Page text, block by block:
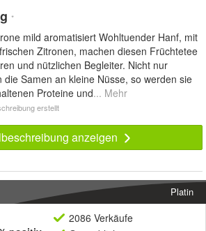
*
mild aromatisiert Wohltuender Hanf, mit
Zitronen, machen diesen Früchtetee
und nützlichen Begleiter. Nicht nur
Samen an kleine Nüsse, so werden sie
Proteine und... Mehr
erstellt
anzeigen
Platin
2086 Verkäufe